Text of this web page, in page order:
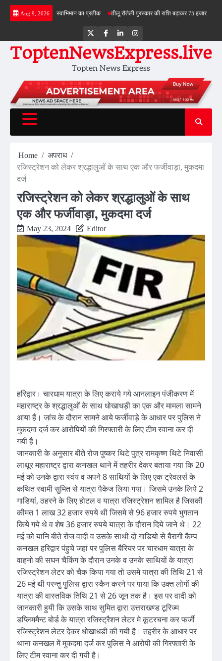
Skip
Aug 9, 2026
तिरंगा देश के स्वाभिमान का प्रतीक तीलू रौतेली पुरस्कार की राशि बढ़ाकर 75 हजार रुपये की
TwitterFacebookLinkedInInstagram
ToptenNewsExpress.live
Topten News Express
Home
अपराध
रजिस्ट्रेशन को लेकर श्रद्धालुओं के साथ एक और फर्जीवाड़ा, मुकदमा
दर्ज
रजिस्ट्रेशन को लेकर श्रद्धालुओं के साथ
एक और फर्जीवाड़ा, मुकदमा दर्ज
May 23, 2024 Editor
हरिद्वार। चारधाम यात्रा के लिए कराये गये आनलाइन पंजीकरण में
महाराष्ट्र के श्रद्धालुओं के साथ धोखाधड़ी का एक और मामला सामने
आया हैं। जांच के दौरान सामने आये फर्जीवाड़े के आधार पर पुलिस ने
मुकदमा दर्ज कर आरोपियों की गिरफ्तारी के लिए टीम रवाना कर दी
गयी है।
जानकारी के अनुसार बीते रोज पुष्कर थिटे पुत्र रामकृष्ण थिटे निवासी
लाथूर महाराष्ट्र द्वारा कनखल थाने में तहरीर देकर बताया गया कि 20
मई को उनके द्वारा स्वंय व अपने 8 साथियों के लिए एक ट्रेवलर्स के
कथित स्वामी सुमित से यात्रा पैकेज लिया गया। जिसमे उनके लिये 2
गाडियां, ठहरने के लिए होटल व यात्रा रजिस्ट्रेशन शामिल है जिसकी
कीमत 1 लाख 32 हजार रुपये थी जिसमे से 96 हजार रुपये भुगतान
किये गये थे व शेष 36 हजार रुपये यात्रा के दौरान दिये जाने थे। 22
मई को यानि बीते रोज वादी व उसके साथी दो गाडियो से बैरागी कैम्प
कनखल हरिद्वार पंहुचे जहां पर पुलिस बैरियर पर चारधाम यात्रा के
वाहनो की सघन चैकिंग के दौरान उनके व उनके साथियों के यात्रा
रजिस्ट्रेशन लेटर को चैक किया गया तो उसमे यात्रा की तिथि 21 से
26 मई थी परन्तु पुलिस द्वारा स्कैन करने पर पाया कि उक्त लोगों की
यात्रा की वास्तविक तिथि 21 से 26 जून तक है। इस पर वादी को
जानकारी हुयी कि उसके साथ सुमित द्वारा उत्तराखण्ड टूरिज्म
डप्लिममैन्ट बोर्ड के यात्रा रजिस्ट्रैशन लेटर मे कूटरचना कर फर्जी
रजिस्ट्रेशन लेटर देकर धोखाधडी की गयी है। तहरीर के आधार पर
थाना कनखल में मुकदमा दर्ज कर पुलिस ने आरोपी की गिरफ्तारी के
लिए टीम रवाना कर दी गयी है।